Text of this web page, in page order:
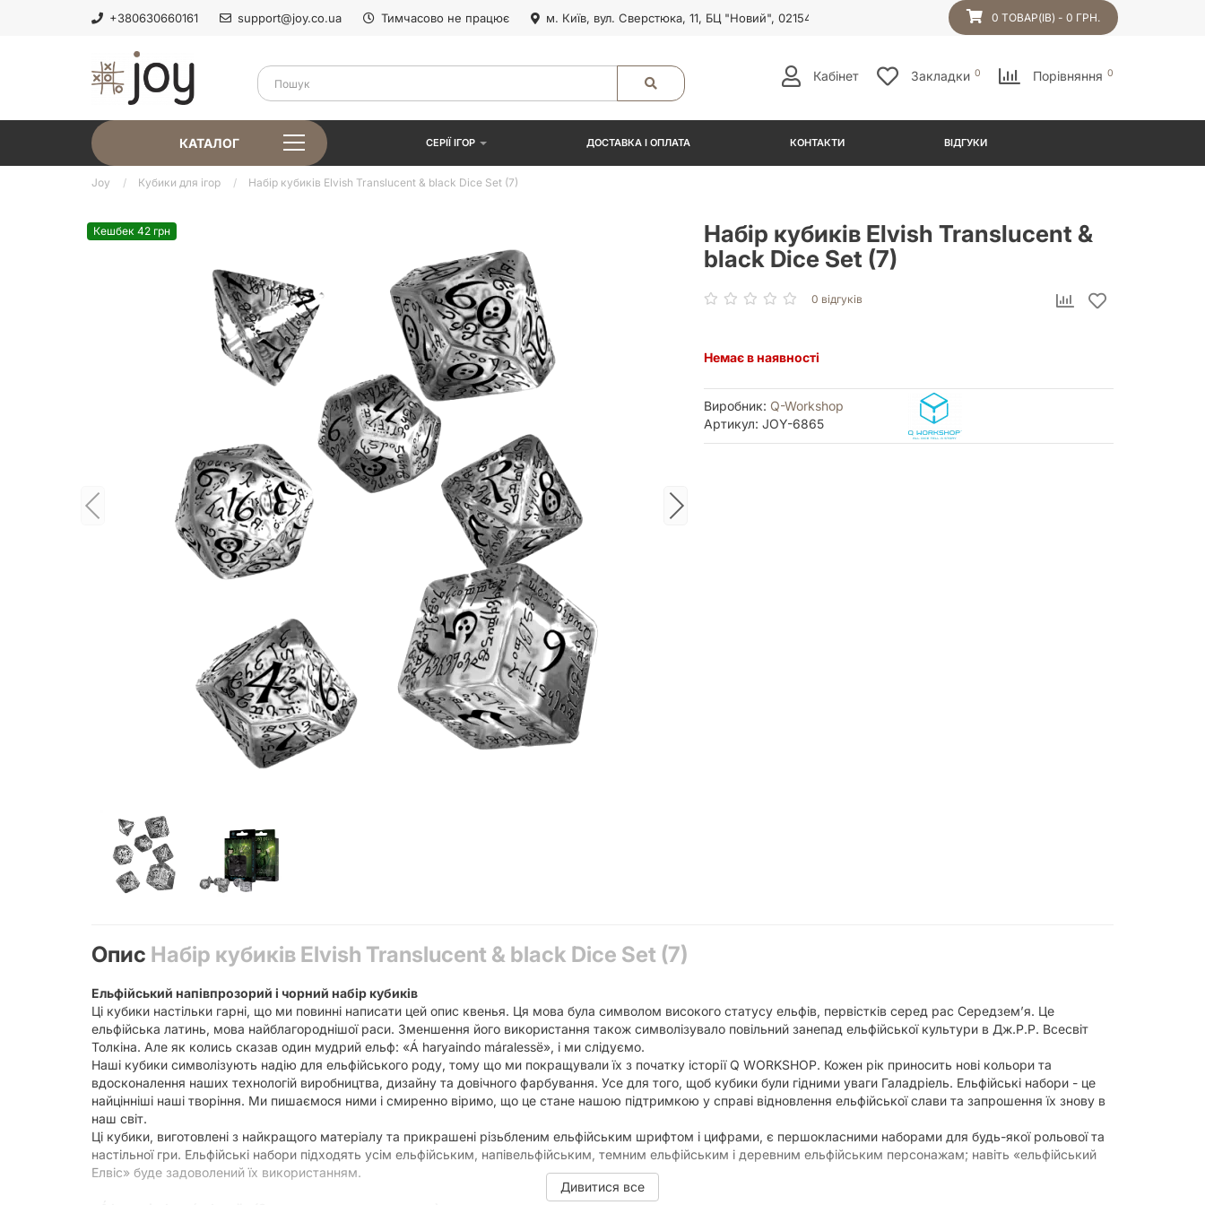
+380630660161 support@joy.co.ua Тимчасово не працює м. Київ, вул. Сверстюка, 11, БЦ "Новий", 02154 0 ТОВАР(ІВ) - 0 ГРН.
Кабінет Закладки 0 Порівняння 0
КАТАЛОГ СЕРІЇ ІГОР ДОСТАВКА І ОПЛАТА КОНТАКТИ ВІДГУКИ
Joy Кубики для ігор Набір кубиків Elvish Translucent & black Dice Set (7)
Кешбек 42 грн
Набір кубиків Elvish Translucent &
black Dice Set (7)
0 відгуків
Немає в наявності
Виробник: Q-Workshop
Артикул: JOY-6865
Опис Набір кубиків Elvish Translucent & black Dice Set (7)
Ельфійський напівпрозорий і чорний набір кубиків
Ці кубики настільки гарні, що ми повинні написати цей опис квенья. Ця мова була символом високого статусу ельфів, первістків серед рас Середзем’я. Це
ельфійська латинь, мова найблагороднішої раси. Зменшення його використання також символізувало повільний занепад ельфійської культури в Дж.Р.Р. Всесвіт
Толкіна. Але як колись сказав один мудрий ельф: «Á haryaindo máralessë», і ми слідуємо.
Наші кубики символізують надію для ельфійського роду, тому що ми покращували їх з початку історії Q WORKSHOP. Кожен рік приносить нові кольори та
вдосконалення наших технологій виробництва, дизайну та довічного фарбування. Усе для того, щоб кубики були гідними уваги Галадріель. Ельфійські набори - це
найцінніші наші творіння. Ми пишаємося ними і смиренно віримо, що це стане нашою підтримкою у справі відновлення ельфійської слави та запрошення їх знову в
наш світ.
Ці кубики, виготовлені з найкращого матеріалу та прикрашені різьбленим ельфійським шрифтом і цифрами, є першокласними наборами для будь-якої рольової та
настільної гри. Ельфійські набори підходять усім ельфійським, напівельфійським, темним ельфійським і деревним ельфійським персонажам; навіть «ельфійський
Елвіс» буде задоволений їх використанням.
Дивитися все